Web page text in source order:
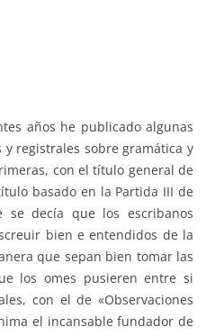
años he publicado algunas
registrales sobre gramática y
con el título general de
basado en la Partida III de
se decía que los escribanos
bien e entendidos de la
que sepan bien tomar las
los omes pusieren entre si
con el de «Observaciones
el incansable fundador de